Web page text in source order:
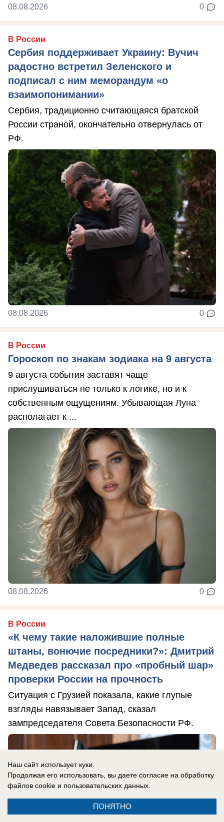
08.08.2026 0
В России
Сербия поддерживает Украину: Вучич
радостно встретил Зеленского и
подписал с ним меморандум «о
взаимопонимании»
Сербия, традиционно считающаяся братской
России страной, окончательно отвернулась от
РФ.
08.08.2026 0
В России
Гороскоп по знакам зодиака на 9 августа
9 августа события заставят чаще
прислушиваться не только к логике, но и к
собственным ощущениям. Убывающая Луна
располагает к ...
08.08.2026 0
В России
«К чему такие наложившие полные
штаны, вонючие посредники?»: Дмитрий
Медведев рассказал про «пробный шар»
проверки России на прочность
Ситуация с Грузией показала, какие глупые
взгляды навязывает Запад, сказал
зампредседателя Совета Безопасности РФ.
Наш сайт использует куки.
Продолжая его использовать, вы даете согласие на обработку
файлов cookie и пользовательских данных.
ПОНЯТНО